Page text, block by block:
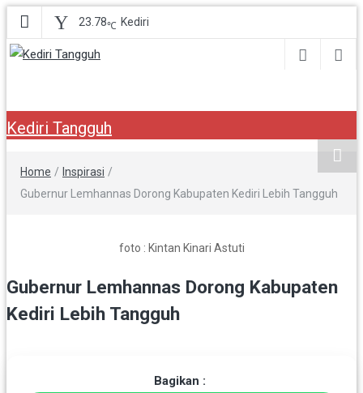
23.78℃ Kediri
Kediri Tangguh
Home / Inspirasi /
Gubernur Lemhannas Dorong Kabupaten Kediri Lebih Tangguh
foto : Kintan Kinari Astuti
Gubernur Lemhannas Dorong Kabupaten
Kediri Lebih Tangguh
Bagikan :